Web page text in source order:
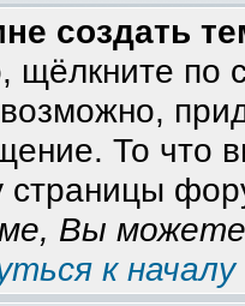
создать
щёлкните по
То что
страницы
Вы
к началу